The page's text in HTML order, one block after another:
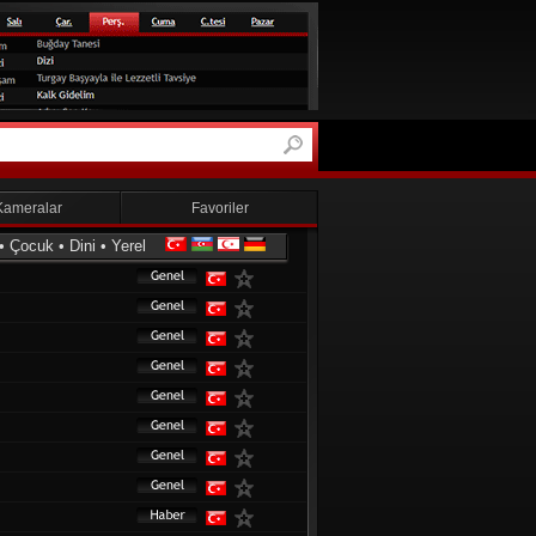
Favoriler
Çocuk • Dini • Yerel